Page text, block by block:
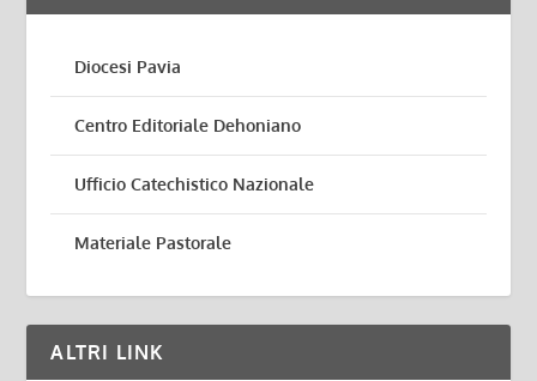
Diocesi Pavia
Centro Editoriale Dehoniano
Ufficio Catechistico Nazionale
Materiale Pastorale
ALTRI LINK